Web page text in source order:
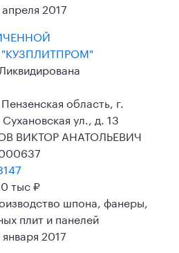
2017
Ликвидирована
область, г.
ул., д. 13
ВИКТОР АНАТОЛЬЕВИЧ
тыс ₽
шпона, фанеры,
плит и панелей
2017